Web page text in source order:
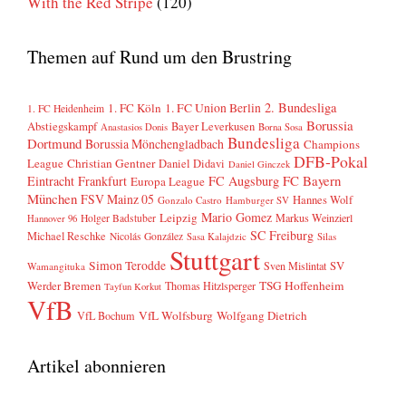
Themen auf Rund um den Brustring
1. FC Heidenheim 1. FC Köln 1. FC Union Berlin 2. Bundesliga
Abstiegskampf Anastasios Donis Bayer Leverkusen Borna Sosa Borussia
Dortmund Borussia Mönchengladbach Bundesliga Champions
League Christian Gentner Daniel Didavi Daniel Ginczek DFB-Pokal
Eintracht Frankfurt Europa League FC Augsburg FC Bayern
München FSV Mainz 05 Gonzalo Castro Hamburger SV Hannes Wolf
Hannover 96 Holger Badstuber Leipzig Mario Gomez Markus Weinzierl
Michael Reschke Nicolás González Sasa Kalajdzic SC Freiburg Silas
Wamangituka Simon Terodde Stuttgart Sven Mislintat SV
Werder Bremen Tayfun Korkut Thomas Hitzlsperger TSG Hoffenheim
VfB VfL Bochum VfL Wolfsburg Wolfgang Dietrich
Artikel abonnieren